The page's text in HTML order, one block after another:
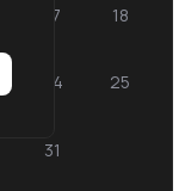
17 18
24 25
31